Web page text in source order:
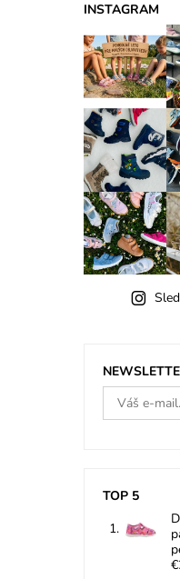
INSTAGRAM
TOP 5